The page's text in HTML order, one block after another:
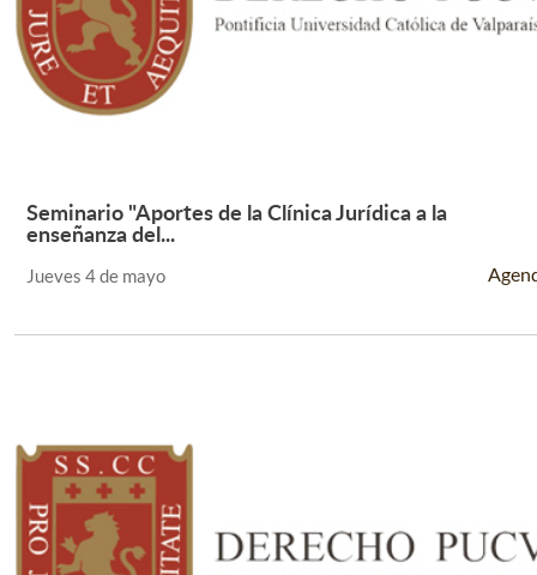
Leer Más +
Seminario "Aportes de la Clínica Jurídica a la
enseñanza del...
Jueves 4 de mayo